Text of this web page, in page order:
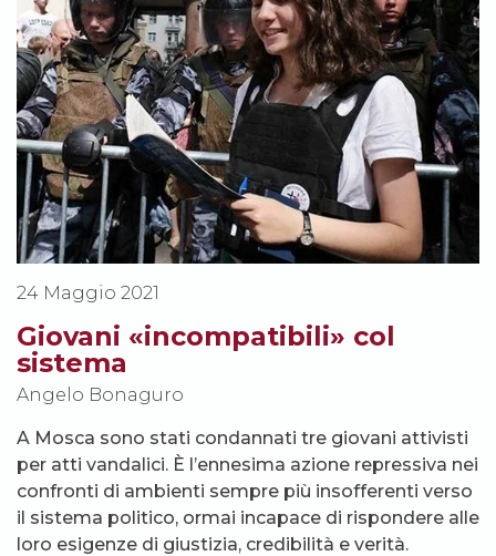
24 Maggio 2021
Giovani «incompatibili» col
sistema
Angelo Bonaguro
A Mosca sono stati condannati tre giovani attivisti
per atti vandalici. È l’ennesima azione repressiva nei
confronti di ambienti sempre più insofferenti verso
il sistema politico, ormai incapace di rispondere alle
loro esigenze di giustizia, credibilità e verità.